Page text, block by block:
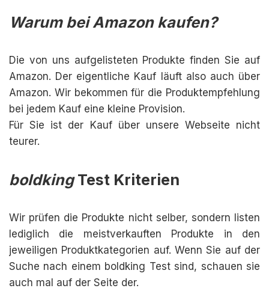
Warum bei Amazon kaufen?
Die von uns aufgelisteten Produkte finden Sie auf
Amazon. Der eigentliche Kauf läuft also auch über
Amazon. Wir bekommen für die Produktempfehlung
bei jedem Kauf eine kleine Provision.
Für Sie ist der Kauf über unsere Webseite nicht
teurer.
boldkingTest Kriterien
Wir prüfen die Produkte nicht selber, sondern listen
lediglich die meistverkauften Produkte in den
jeweiligen Produktkategorien auf. Wenn Sie auf der
Suche nach einem boldking Test sind, schauen sie
auch mal auf der Seite der.